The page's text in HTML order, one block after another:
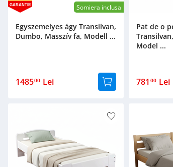
Somiera inclusa
GARANTIE
Egyszemelyes ágy Transilvan,
Dumbo, Masszív fa, Modell ...
148500 Lei
Pat de o
Model ...
781 00 Lei